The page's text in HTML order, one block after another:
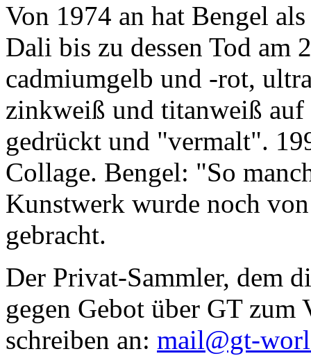
Von 1974 an hat Bengel
Dali bis zu dessen Tod am
cadmiumgelb und -rot,
zinkweiß und titanweiß
gedrückt und "vermalt".
Collage. Bengel: "So
Kunstwerk wurde noch
gebracht.
Der Privat-Sammler, dem
gegen Gebot über GT zum
schreiben an: mail@gt-